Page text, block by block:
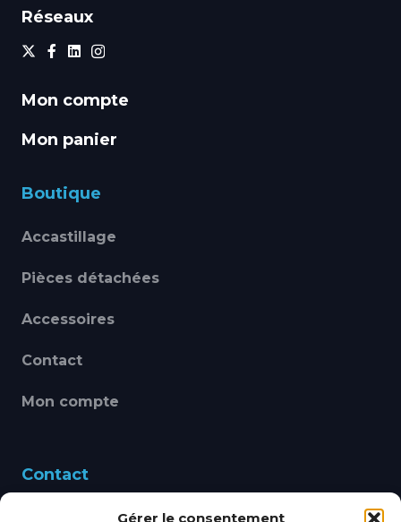
Gérer le consentement
Réseaux
Mon compte
Mon panier
Boutique
Accastillage
Pièces détachées
Accessoires
Contact
Mon compte
Contact